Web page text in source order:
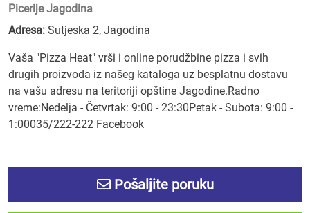
Picerije Jagodina
Adresa: Sutjeska 2, Jagodina
Vaša "Pizza Heat" vrši i online porudžbine pizza i svih
drugih proizvoda iz našeg kataloga uz besplatnu dostavu
na vašu adresu na teritoriji opštine Jagodine.Radno
vreme:Nedelja - Četvrtak: 9:00 - 23:30Petak - Subota: 9:00 -
1:00035/222-222 Facebook
Pošaljite poruku